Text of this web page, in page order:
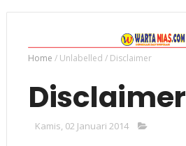
Home /Unlabelled / Disclaimer
Disclaimer
Kamis, 02 Januari 2014